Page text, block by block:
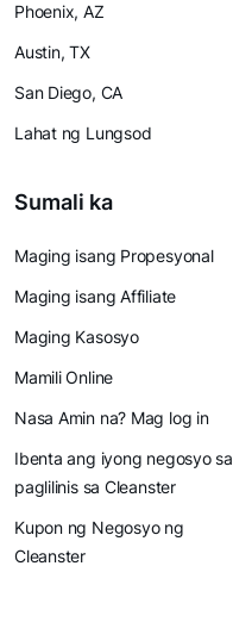
Phoenix, AZ
Austin, TX
San Diego, CA
Lahat ng Lungsod
Sumali ka
Maging isang Propesyonal
Maging isang Affiliate
Maging Kasosyo
Mamili Online
Nasa Amin na? Mag log in
Ibenta ang iyong negosyo sa
paglilinis sa Cleanster
Kupon ng Negosyo ng
Cleanster